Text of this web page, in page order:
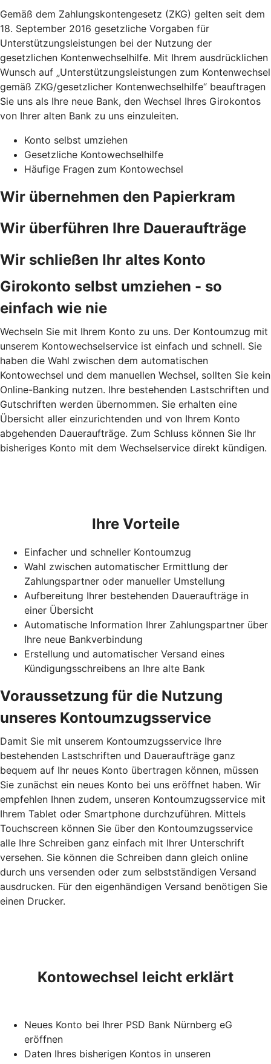
Gemäß dem Zahlungskontengesetz (ZKG) gelten seit dem
18. September 2016 gesetzliche Vorgaben für
Unterstützungsleistungen bei der Nutzung der
gesetzlichen Kontenwechselhilfe. Mit Ihrem ausdrücklichen
Wunsch auf „Unterstützungsleistungen zum Kontenwechsel
gemäß ZKG/gesetzlicher Kontenwechselhilfe“ beauftragen
Sie uns als Ihre neue Bank, den Wechsel Ihres Girokontos
von Ihrer alten Bank zu uns einzuleiten.
Konto selbst umziehen
Gesetzliche Kontowechselhilfe
Häufige Fragen zum Kontowechsel
Wir übernehmen den Papierkram
Wir überführen Ihre Daueraufträge
Wir schließen Ihr altes Konto
Girokonto selbst umziehen - so
einfach wie nie
Wechseln Sie mit Ihrem Konto zu uns. Der Kontoumzug mit
unserem Kontowechselservice ist einfach und schnell. Sie
haben die Wahl zwischen dem automatischen
Kontowechsel und dem manuellen Wechsel, sollten Sie kein
Online-Banking nutzen. Ihre bestehenden Lastschriften und
Gutschriften werden übernommen. Sie erhalten eine
Übersicht aller einzurichtenden und von Ihrem Konto
abgehenden Daueraufträge. Zum Schluss können Sie Ihr
bisheriges Konto mit dem Wechselservice direkt kündigen.
Ihre Vorteile
Einfacher und schneller Kontoumzug
Wahl zwischen automatischer Ermittlung der
Zahlungspartner oder manueller Umstellung
Aufbereitung Ihrer bestehenden Daueraufträge in
einer Übersicht
Automatische Information Ihrer Zahlungspartner über
Ihre neue Bankverbindung
Erstellung und automatischer Versand eines
Kündigungsschreibens an Ihre alte Bank
Voraussetzung für die Nutzung
unseres Kontoumzugsservice
Damit Sie mit unserem Kontoumzugsservice Ihre
bestehenden Lastschriften und Daueraufträge ganz
bequem auf Ihr neues Konto übertragen können, müssen
Sie zunächst ein neues Konto bei uns eröffnet haben. Wir
empfehlen Ihnen zudem, unseren Kontoumzugsservice mit
Ihrem Tablet oder Smartphone durchzuführen. Mittels
Touchscreen können Sie über den Kontoumzugsservice
alle Ihre Schreiben ganz einfach mit Ihrer Unterschrift
versehen. Sie können die Schreiben dann gleich online
durch uns versenden oder zum selbstständigen Versand
ausdrucken. Für den eigenhändigen Versand benötigen Sie
einen Drucker.
Kontowechsel leicht erklärt
Neues Konto bei Ihrer PSD Bank Nürnberg eG
eröffnen
Daten Ihres bisherigen Kontos in unseren